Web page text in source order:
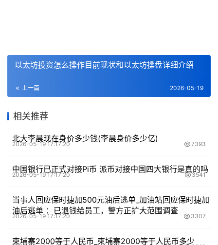
以太坊投资怎么操作目前现状和以太坊操盘详细介绍
上一篇 2026-05-19
相关推荐
北大李晨现在身价多少钱(李晨身价多少亿)
2026-05-19 17:17:20 7393
中国银行已正式对接Pi币 派币对接中国四大银行是真的吗
2026-05-19 17:17:20 3541
当事人回应保时捷加500元油后逃单_加油站回应保时捷加
油后逃单 ：已退钱给员工，警方正扩大范围调查
2026-05-19 17:17:20 3307
柬埔寨2000等于人民币_柬埔寨2000等于人民币多少